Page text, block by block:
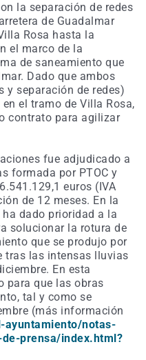
la separación de redes
de Guadalmar
Rosa hasta la
el marco de la
de saneamiento que
Dado que ambos
y separación de redes)
el tramo de Villa Rosa,
contrato para agilizar
fue adjudicado a
formada por PTOC y
euros (IVA
de 12 meses. En la
dado prioridad a la
solucionar la rotura de
que se produjo por
tras las intensas lluvias
En esta
para que las obras
tal y como se
(más información
ayuntamiento/notas-
prensa/index.html?